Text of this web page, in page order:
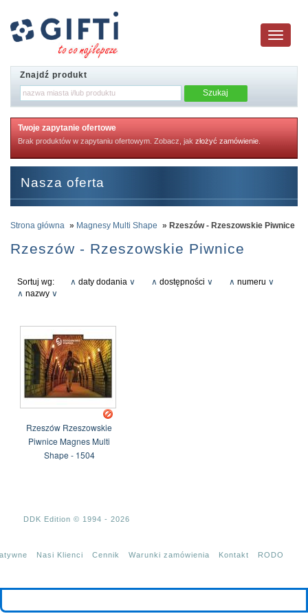
Toggle
navigation
Znajdź produkt
Twoje zapytanie ofertowe
Brak produktów w zapytaniu ofertowym. Zobacz, jak złożyć zamówienie
Nasza oferta
Strona główna » Magnesy Multi Shape » Rzeszów - Rzeszowskie Piwnice
Rzeszów - Rzeszowskie Piwnice
Sortuj wg: ∧ daty dodania ∨ ∧ dostępności ∨ ∧ numeru ∨
∧ nazwy ∨
Rzeszów Rzeszowskie
Piwnice Magnes Multi
Shape - 1504
DDK Edition © 1994 - 2026
Nasi Klienci Cennik Warunki zamówienia Kontakt RODO